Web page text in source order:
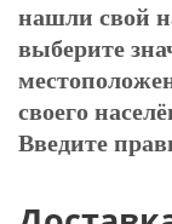
нашли свой
выберите
своего
Введите